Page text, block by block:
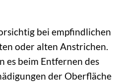
bei empfindlichen
oder alten Anstrichen.
es beim Entfernen des
der Oberfläche